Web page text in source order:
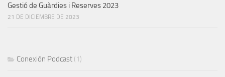
Gestió de Guàrdies i Reserves 2023
21 DE DICIEMBRE DE 2023
Conexión Podcast (1)